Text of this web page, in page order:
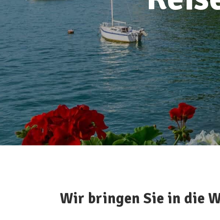
Wir bringen Sie in die